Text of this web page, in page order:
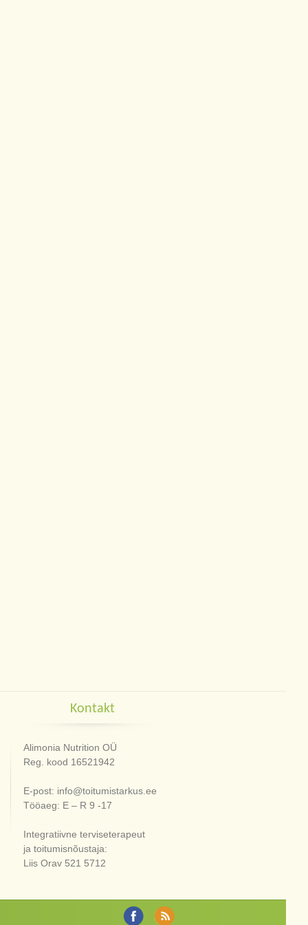
Kontakt
Alimonia Nutrition OÜ
Reg. kood 16521942
E-post: info@toitumistarkus.ee
Tööaeg: E – R 9 -17
Integratiivne terviseterapeut
ja toitumisnõustaja:
Liis Orav 521 5712